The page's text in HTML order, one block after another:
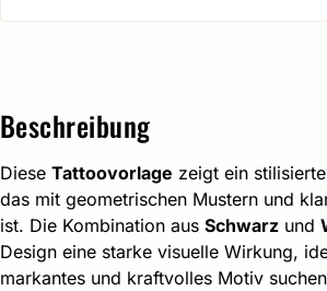
Beschreibung
Diese Tattoovorlage zeigt ein
das mit geometrischen Mustern und
ist. Die Kombination aus Schwarz und
Design eine starke visuelle Wirkung,
markantes und kraftvolles Motiv